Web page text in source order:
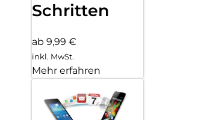
Schritten
ab 9,99 €
inkl. MwSt.
Mehr erfahren